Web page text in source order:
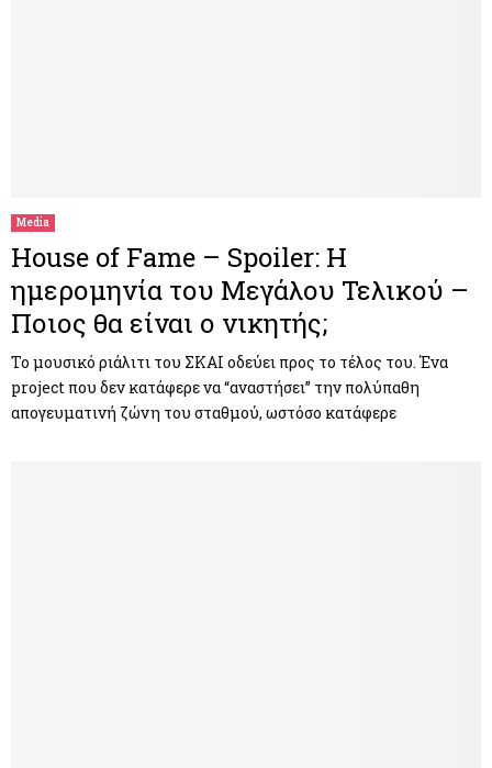
Media
House of Fame – Spoiler: H
ημερομηνία του Μεγάλου Τελικού –
Ποιος θα είναι ο νικητής;
Το μουσικό ριάλιτι του ΣΚΑΙ οδεύει προς το τέλος του. Ένα
project που δεν κατάφερε να “αναστήσει” την πολύπαθη
απογευματινή ζώνη του σταθμού, ωστόσο κατάφερε